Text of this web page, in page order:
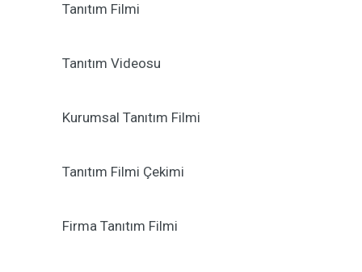
Tanıtım Filmi
Tanıtım Videosu
Kurumsal Tanıtım Filmi
Tanıtım Filmi Çekimi
Firma Tanıtım Filmi